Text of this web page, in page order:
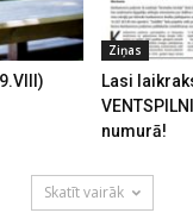
Ziņas
Lasi
numurā!
Skatīt vairāk